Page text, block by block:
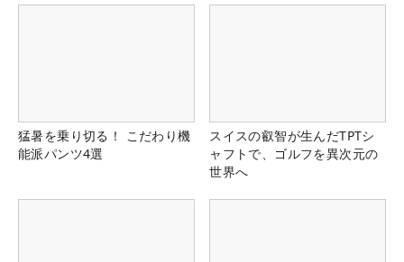
猛暑を乗り切る！ こだわり機
能派パンツ4選
スイスの叡智が生んだTPTシ
ャフトで、ゴルフを異次元の
世界へ